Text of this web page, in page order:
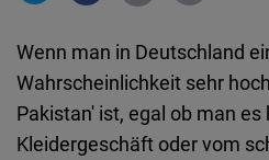
Wenn man in Deutschland
Wahrscheinlichkeit sehr
Pakistan' ist, egal ob man
Kleidergeschäft oder vom
Flickr
Embed